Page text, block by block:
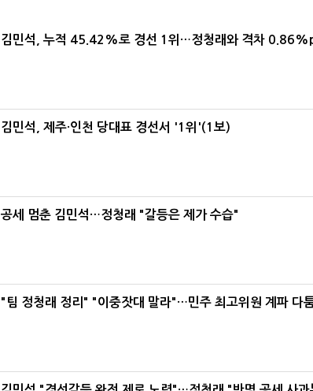
김민석, 누적 45.42%로 경선 1위…정청래와 격차
김민석, 제주·인천 당대표 경선서 '1위'(1보)
공세 멈춘 김민석…정청래 "갈등은 제가 수습"
"팀 정청래 정리" "이중잣대 말라"…민주 최고위원 계파 다